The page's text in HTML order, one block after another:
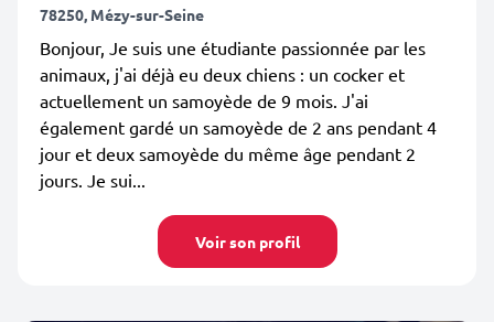
78250, Mézy-sur-Seine
Bonjour, Je suis une étudiante passionnée par les
animaux, j'ai déjà eu deux chiens : un cocker et
actuellement un samoyède de 9 mois. J'ai
également gardé un samoyède de 2 ans pendant 4
jour et deux samoyède du même âge pendant 2
jours. Je sui...
Voir son profil